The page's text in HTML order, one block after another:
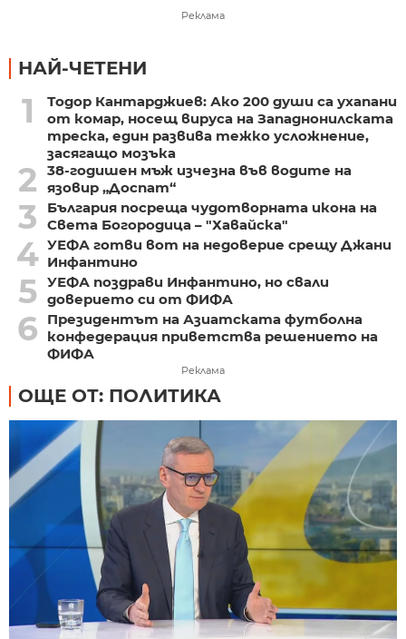
Реклама
НАЙ-ЧЕТЕНИ
1
Тодор Кантарджиев: Ако 200 души са ухапани
от комар, носещ вируса на Западнонилската
треска, един развива тежко усложнение,
засягащо мозъка
2
38-годишен мъж изчезна във водите на
язовир „Доспат“
3
България посреща чудотворната икона на
Света Богородица – "Хавайска"
4 УЕФА готви вот на недоверие срещу Джани
Инфантино
5 УЕФА поздрави Инфантино, но свали
доверието си от ФИФА
6
Президентът на Азиатската футболна
конфедерация приветства решението на
ФИФА
Реклама
ОЩЕ ОТ: ПОЛИТИКА